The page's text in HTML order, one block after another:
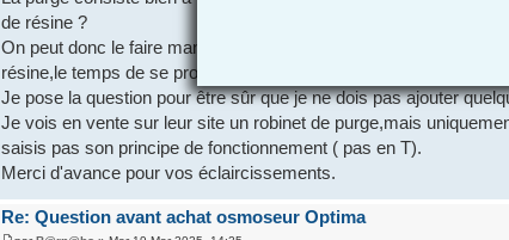
de résine ?
On peut donc le faire manuellement en "débranchant " l'arrivée
résine,le temps de se procurer un T avec robinets ppur faciliter la
Je pose la question pour être sûr que je ne dois pas ajouter
Je vois en vente sur leur site un robinet de purge,mais
saisis pas son principe de fonctionnement ( pas en T).
Merci d'avance pour vos éclaircissements.
Re: Question avant achat osmoseur Optima